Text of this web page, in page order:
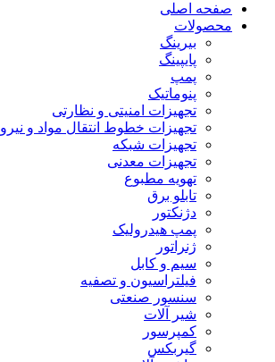
صفحه اصلی
محصولات
بیرینگ
پایپینگ
پمپ
پنوماتیک
تجهیزات امنیتی و نظارتی
تجهیزات خطوط انتقال مواد و نیرو
تجهیزات شبکه
تجهیزات معدنی
تهویه مطبوع
تابلو برق
دژنکتور
پمپ هیدرولیک
ژنراتور
سیم و کابل
فیلتراسیون و تصفیه
سنسور صنعتی
شیر آلات
کمپرسور
گیربکس